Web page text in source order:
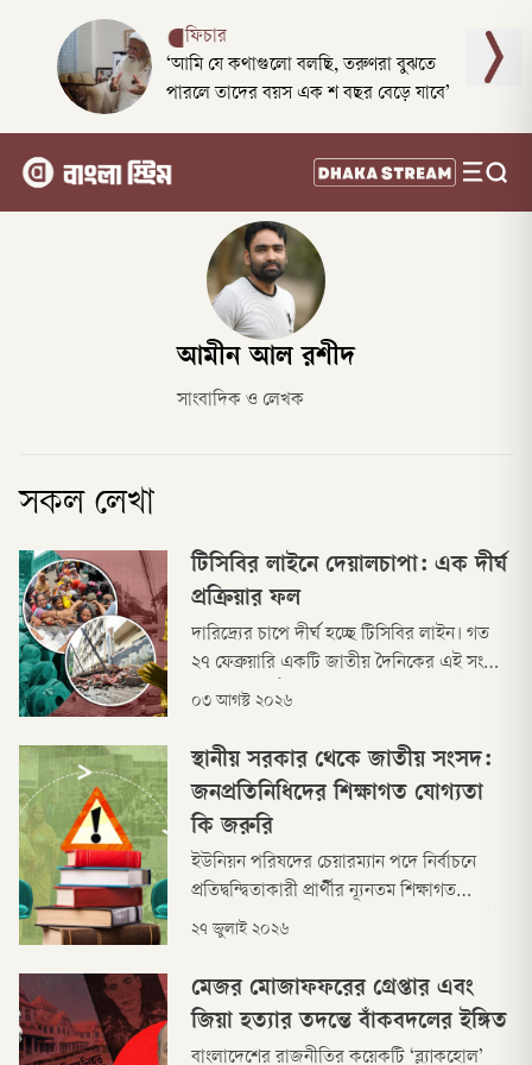
ফিচার
‘আমি যে কথাগুলো বলছি, তরুণরা বুঝতে
পারলে তাদের বয়স এক শ বছর বেড়ে যাবে’
আমীন আল রশীদ
সাংবাদিক ও লেখক
সকল লেখা
টিসিবির লাইনে দেয়ালচাপা: এক দীর্ঘ
প্রক্রিয়ার ফল
দারিদ্র্যের চাপে দীর্ঘ হচ্ছে টিসিবির লাইন। গত
২৭ ফেব্রুয়ারি একটি জাতীয় দৈনিকের এই সংবাদ
শিরোনামের ঠিক ৫ মাস পরে গত ২৮ জুলাই
পণ্য কিনতে গিয়ে দেয়াল ধসে দুজনের মৃত্যু।
আরেকটি পত্রিকা বলছে: সংসারে সাশ্রয়ের চেষ্টা,
শেষ হলো দেয়ালধসে মৃত্যুতে।
০৩ আগস্ট ২০২৬
স্থানীয় সরকার থেকে জাতীয় সংসদ:
জনপ্রতিনিধিদের শিক্ষাগত যোগ্যতা
কি জরুরি
ইউনিয়ন পরিষদের চেয়ারম্যান পদে নির্বাচনে
প্রতিদ্বন্দ্বিতাকারী প্রার্থীর ন্যূনতম শিক্ষাগত
যোগ্যতা হতে হবে অন্তত স্নাতক। গত ২১ জুলাই
ইউনিয়ন পরিষদ আইনের ২৬ ধারার অধীনে
ইউপি চেয়ারম্যান পদে নির্বাচনে প্রতিদ্বন্দ্বিতাকারী
প্রার্থীদের জন্য ন্যূনতম শিক্ষাগত যোগ্যতা নি
২৭ জুলাই ২০২৬
মেজর মোজাফফরের গ্রেপ্তার এবং
জিয়া হত্যার তদন্তে বাঁকবদলের ইঙ্গিত
বাংলাদেশের রাজনীতির কয়েকটি ‘ব্ল্যাকহোল’